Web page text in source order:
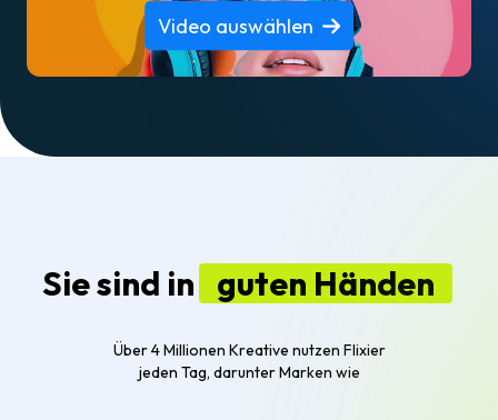
Video auswählen
Sie sind in guten Händen
Über 4 Millionen Kreative nutzen Flixier
jeden Tag, darunter Marken wie